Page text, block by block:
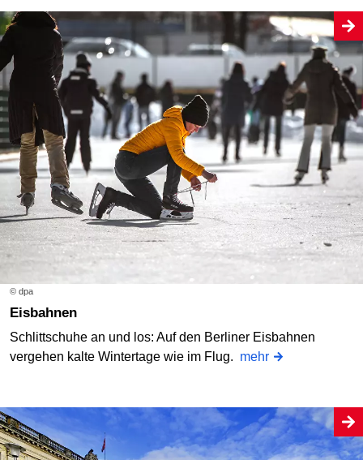
© dpa
Eisbahnen
Schlittschuhe an und los: Auf den Berliner Eisbahnen
vergehen kalte Wintertage wie im Flug. mehr